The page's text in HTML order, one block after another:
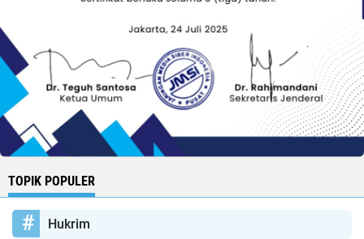
TOPIK POPULER
Hukrim